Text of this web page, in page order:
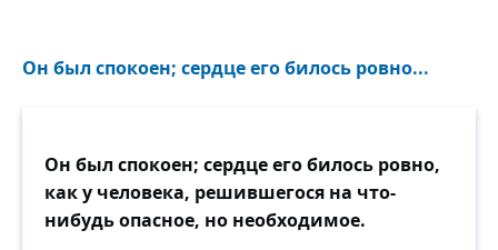
Он был спокоен; сердце его билось ровно...
Он был спокоен; сердце его билось ровно,
как у человека, решившегося на что-
нибудь опасное, но необходимое.